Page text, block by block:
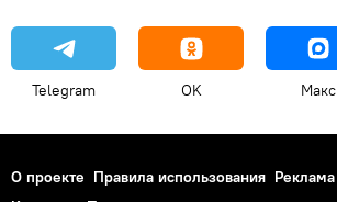
Telegram OK Макс
О проекте Правила использования Реклама